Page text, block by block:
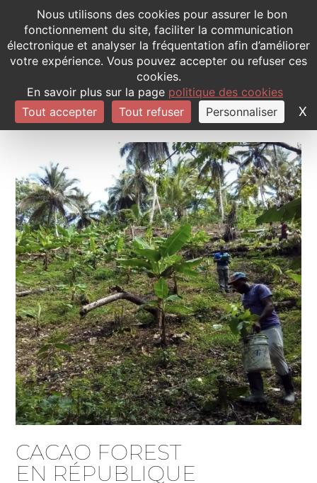
Panneau de gestion des cookies
Nous utilisons des cookies pour assurer le bon
fonctionnement du site, faciliter la communication
électronique et analyser la fréquentation afin d’améliorer
votre expérience. Vous pouvez accepter ou refuser ces
cookies.
En savoir plus sur la page politique des cookies
Tout accepter
Tout refuser Personnaliser X
CACAO FOREST
EN RÉPUBLIQUE